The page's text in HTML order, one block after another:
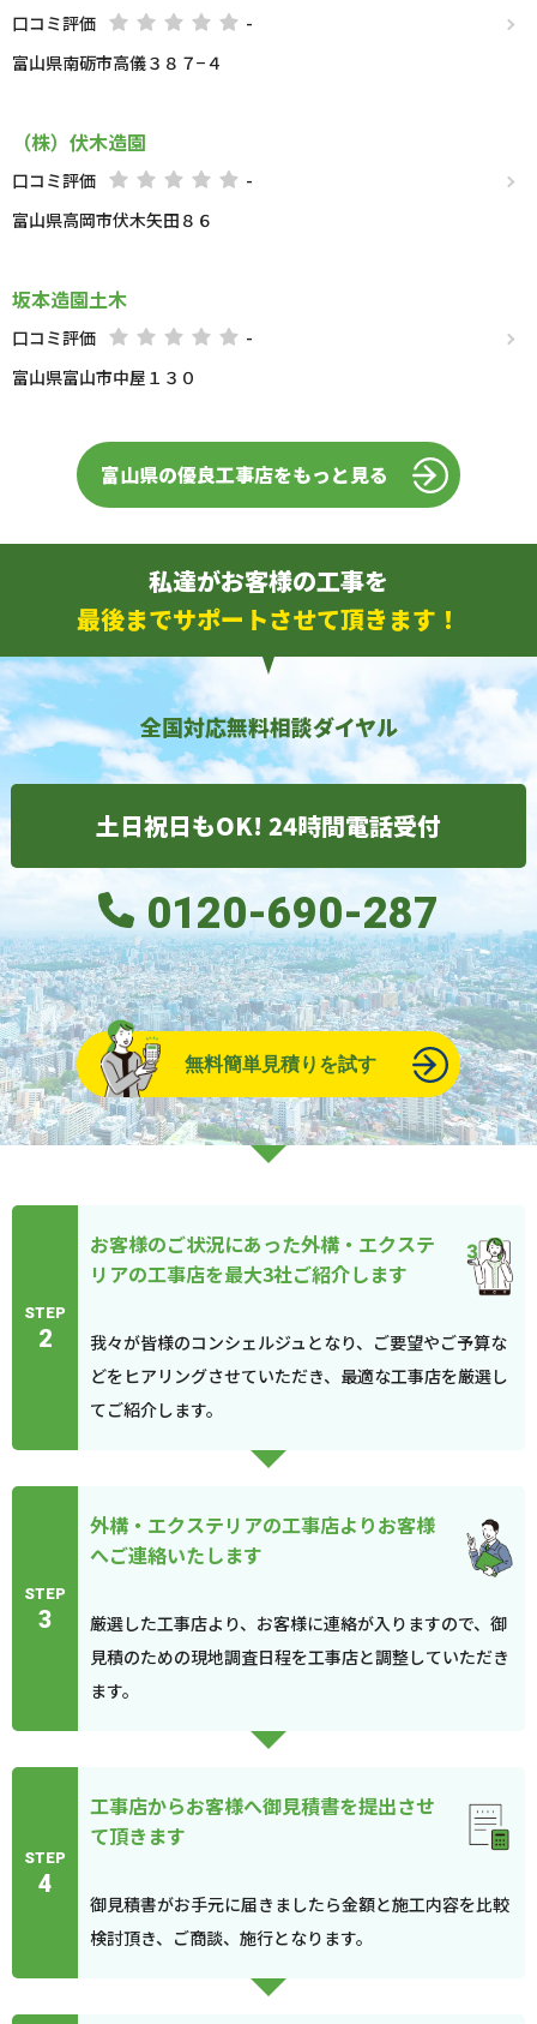
口コミ評価
-
富山県南砺市高儀３８７−４
（株）伏木造園
口コミ評価
-
富山県高岡市伏木矢田８６
坂本造園土木
口コミ評価
-
富山県富山市中屋１３０
富山県の優良工事店をもっと見る
私達がお客様の工事を
最後までサポートさせて頂きます！
全国対応無料相談ダイヤル
土日祝日もOK! 24時間電話受付
0120-690-287
無料簡単見積りを試す
STEP
2
お客様のご状況にあった外構・エクステ
リアの工事店を最大3社ご紹介します
我々が皆様のコンシェルジュとなり、ご要望やご予算な
どをヒアリングさせていただき、最適な工事店を厳選し
てご紹介します。
STEP
3
外構・エクステリアの工事店よりお客様
へご連絡いたします
厳選した工事店より、お客様に連絡が入りますので、御
見積のための現地調査日程を工事店と調整していただき
ます。
STEP
4
工事店からお客様へ御見積書を提出させ
て頂きます
御見積書がお手元に届きましたら金額と施工内容を比較
検討頂き、ご商談、施行となります。